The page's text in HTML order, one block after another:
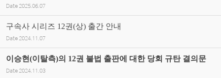
Date 2025.06.07
구속사 시리즈 12권(상) 출간 안내
Date 2024.11.07
이승현(이탈측)의 12권 불법 출판에 대한 당회 규탄 결의문
Date 2024.11.03